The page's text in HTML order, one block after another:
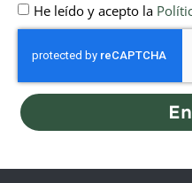
He leído y acepto la